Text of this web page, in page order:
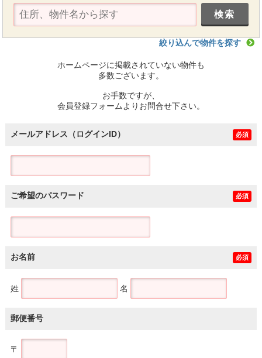
絞り込んで物件を探す
ホームページに掲載されていない物件も
多数ございます。
お手数ですが、
会員登録フォームよりお問合せ下さい。
メールアドレス（ログインID） 必須
ご希望のパスワード 必須
お名前 必須
姓 名
郵便番号
〒